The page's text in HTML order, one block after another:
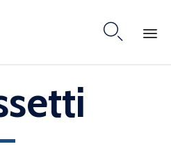

content